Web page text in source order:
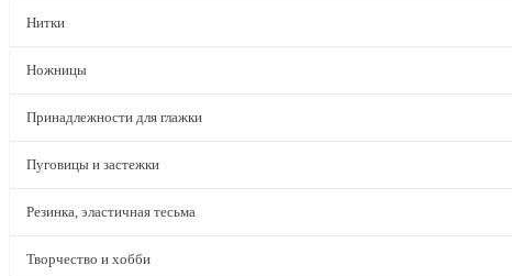
Нитки
Ножницы
Принадлежности для глажки
Пуговицы и застежки
Резинка, эластичная тесьма
Творчество и хобби